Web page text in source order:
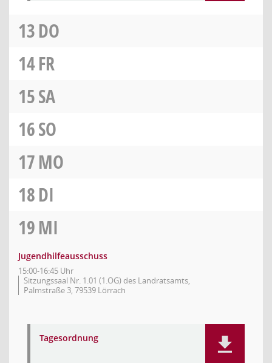
13DO
14FR
15SA
16SO
17MO
18DI
19MI
Jugendhilfeausschuss
15:00-16:45 Uhr
Sitzungssaal Nr. 1.01 (1.OG) des Landratsamts,
Palmstraße 3, 79539 Lörrach
Tagesordnung